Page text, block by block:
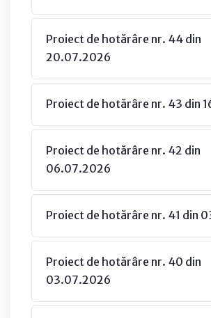
Proiect de hotărâre nr. 44 din
20.07.2026
Proiect de hotărâre nr. 43 din
Proiect de hotărâre nr. 42 din
06.07.2026
Proiect de hotărâre nr. 41 din
Proiect de hotărâre nr. 40 din
03.07.2026